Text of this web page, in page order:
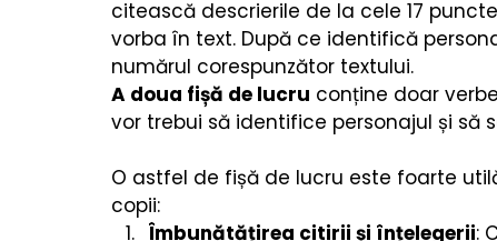
citească descrierile de la cele 17
vorba în text. După ce identifică
numărul corespunzător textului.
A doua fișă de lucru conține doar
vor trebui să identifice personajul și să
O astfel de fișă de lucru este foarte
copii:
Îmbunătățirea citirii și înțelegerii: